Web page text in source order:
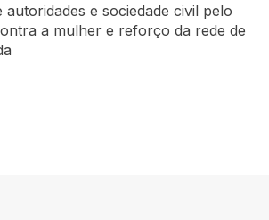
autoridades e sociedade civil pelo
a mulher e reforço da rede de